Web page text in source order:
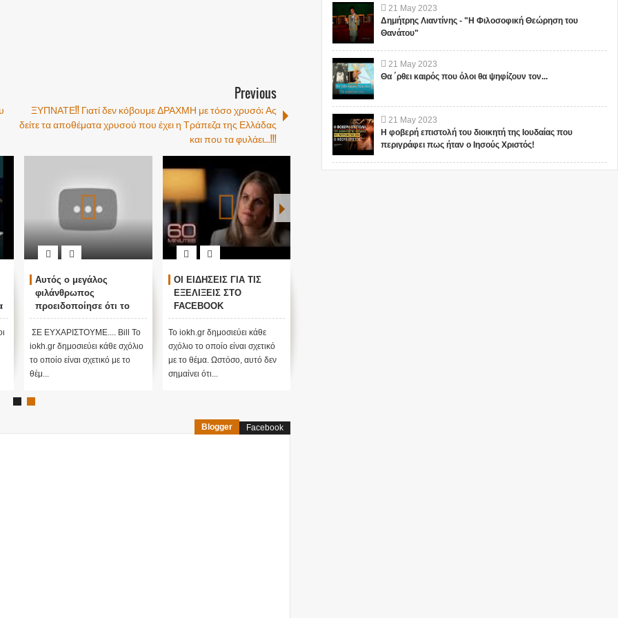
Previous
ΞΥΠΝΑΤΕ!! Γιατί δεν κόβουμε ΔΡΑΧΜΗ με τόσο χρυσό; Ας
δείτε τα αποθέματα χρυσού που έχει η Τράπεζα της Ελλάδας
και που τα φυλάει...!!!
Αυτός ο μεγάλος
φιλάνθρωπος
προειδοποίησε ότι το
χειρότερο κύμα έρχεται
τώρα με την μετάλλαξη
όμικρον ....
ΣΕ ΕΥΧΑΡΙΣΤΟΥΜΕ.... Bill Το
iokh.gr δημοσιεύει κάθε σχόλιο
το οποίο είναι σχετικό με το
θέμ...
ΟΙ ΕΙΔΗΣΕΙΣ ΓΙΑ ΤΙΣ
ΕΞΕΛΙΞΕΙΣ ΣΤΟ
FACEBOOK
ΠΡΟΒΛΗΜΑΤΙΖΟΥΝ!!!
ΠΟΙΟΣ ΚΑΝΕΙ
ΚΟΥΜΑΝΤΟ ΤΕΛΙΚΑ;
(VIDEO)
Το iokh.gr δημοσιεύει κάθε
σχόλιο το οποίο είναι σχετικό
με το θέμα. Ωστόσο, αυτό δεν
σημαίνει ότι...
Blogger Facebook
21 May 2023
Δημήτρης Λιαντίνης - "Η Φιλοσοφική Θεώρηση του
Θανάτου"
21 May 2023
Θα ΄ρθει καιρός που όλοι θα ψηφίζουν τον...
21 May 2023
Η φοβερή επιστολή του διοικητή της Ιουδαίας που
περιγράφει πως ήταν ο Ιησούς Χριστός!